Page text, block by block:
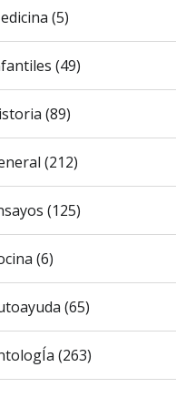
(5)
(49)
(89)
(212)
(125)
(6)
(65)
(263)